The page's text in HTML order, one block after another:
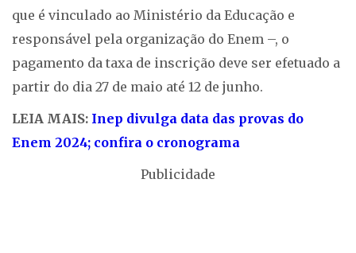
que é vinculado ao Ministério da Educação e
responsável pela organização do Enem –, o
pagamento da taxa de inscrição deve ser efetuado a
partir do dia 27 de maio até 12 de junho.
LEIA MAIS: Inep divulga data das provas do
Enem 2024; confira o cronograma
Publicidade